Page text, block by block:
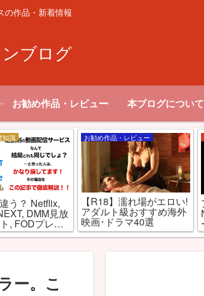
の作品・新着情報
ブログ
お勧め作品・レビュー 本ブログについて
知識
う？ Netflix,
DMM見放
, FODプレミ
比較！
お勧め作品・レビュー
【R18】濡れ場がエロい!
アダルト級おすすめ海外
映画･ドラマ40選
ー。こ